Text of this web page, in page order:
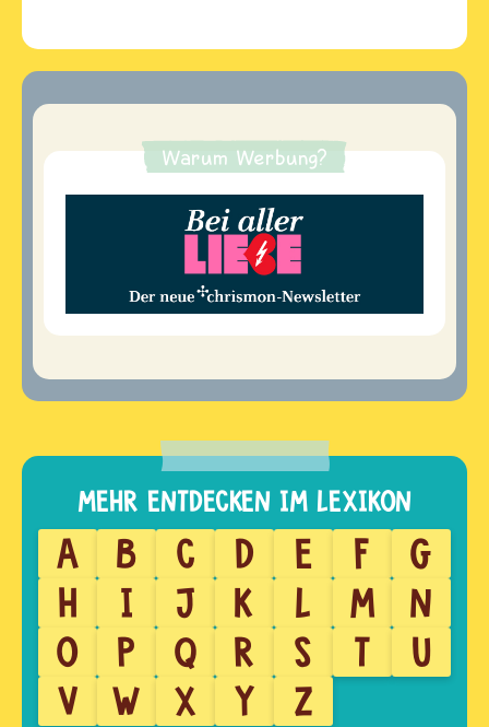
Warum Werbung?
A B C D E F
G
H
I J K L M
N
O
P Q R S T
U
V
W X Y Z